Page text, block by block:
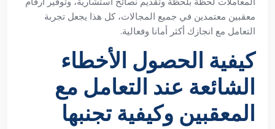
معقبين معتمدين في جميع المجالات، كل هذا يجعل تجربة
التعامل مع انجازك أكثر أمانا وفعالية.
كيفية الحصول الأخطاء
الشائعة عند التعامل مع
المعقبين وكيفية تجنبها